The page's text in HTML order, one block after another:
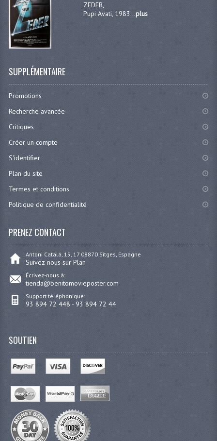
ZEDER,
Pupi Avati, 1983...plus
SUPPLÉMENTAIRE
Promotions
Recherche avancée
Critiques
Créer un compte
S'identifier
Plan du site
Termes et conditions
Politique de confidentialité
PRENEZ CONTACT
Antoni Catalá, 15, 17 08870 Sitges, Espagne
Suivez-nous sur Plan
Écrivez-nous à:
tienda@benitomovieposter.com
Support téléphonique:
93 894 72 448 - 93 894 72 44
SOUTIEN